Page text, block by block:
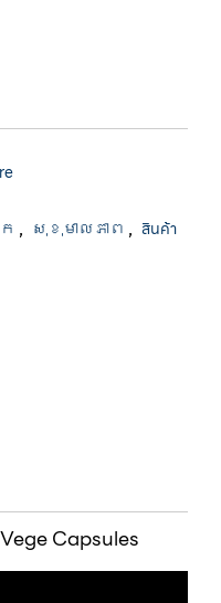
, សុខុមាលភាព , สินค้า
Capsules